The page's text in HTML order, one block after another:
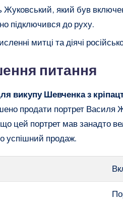
Жуковський, який був
підключився до руху.
митці та діячі
питання
викупу Шевченка з
продати портрет Василя
цей портрет мав занадто
успішний продаж.